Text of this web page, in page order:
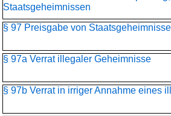
Staatsgeheimnissen
§ 97 Preisgabe von
§ 97a Verrat illegaler Geheimnisse
§ 97b Verrat in irriger Annahme eines